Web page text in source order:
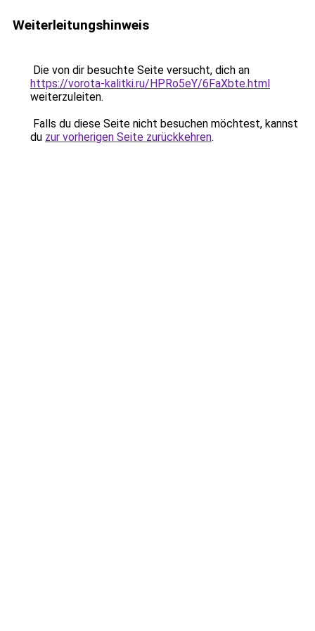
Weiterleitungshinweis
Die von dir besuchte Seite versucht, dich an
https://vorota-kalitki.ru/HPRo5eY/6FaXbte.html
weiterzuleiten.
Falls du diese Seite nicht besuchen möchtest, kannst
du zur vorherigen Seite zurückkehren.